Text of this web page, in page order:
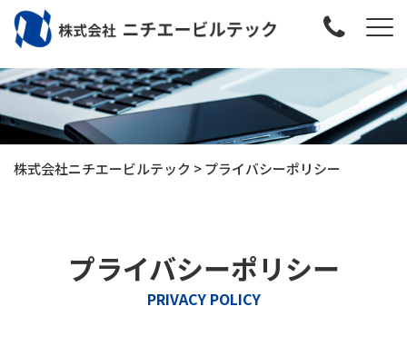
株式会社ニチエービルテック >プライバシーポリシー
プライバシーポリシー
PRIVACY POLICY